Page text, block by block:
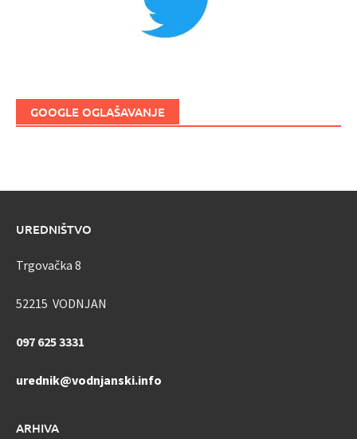
GOOGLE OGLAŠAVANJE
UREDNIŠTVO
Trgovačka 8
52215 VODNJAN
097 625 3331
urednik@vodnjanski.info
ARHIVA